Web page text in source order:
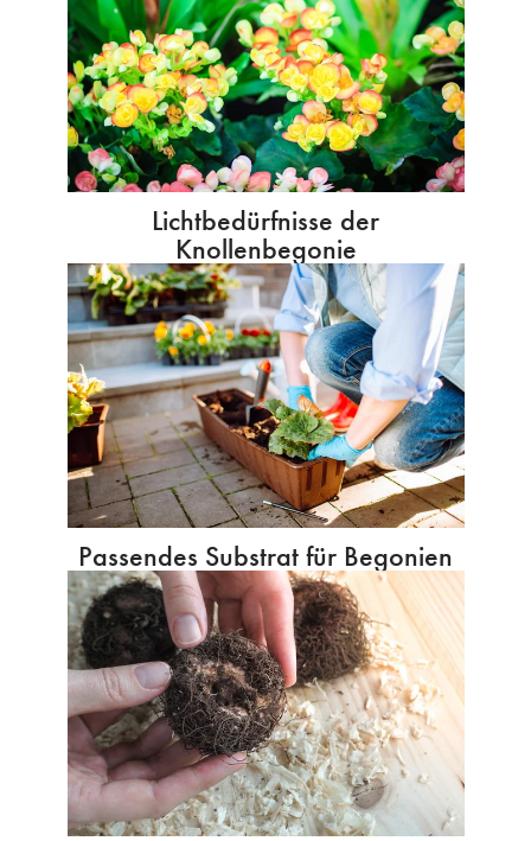
Lichtbedürfnisse der
Knollenbegonie
Passendes Substrat für Begonien